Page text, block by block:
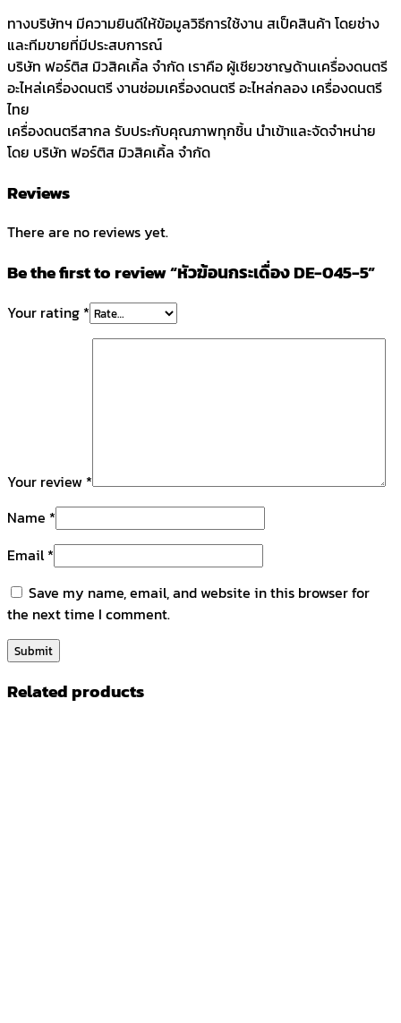
ทางบริษัทฯ มีความยินดีให้ข้อมูลวิธีการใช้งาน สเป็คสินค้า โดยช่าง
และทีมขายที่มีประสบการณ์
บริษัท ฟอร์ติส มิวสิคเคิ้ล จำกัด เราคือ ผู้เชียวชาญด้านเครื่องดนตรี
อะไหล่เครื่องดนตรี งานซ่อมเครื่องดนตรี อะไหล่กลอง เครื่องดนตรี
ไทย
เครื่องดนตรีสากล รับประกับคุณภาพทุกชิ้น นำเข้าและจัดจำหน่าย
โดย บริษัท ฟอร์ติส มิวสิคเคิ้ล จำกัด
Reviews
There are no reviews yet.
Be the first to review “หัวฆ้อนกระเดื่อง DE-045-5”
Your rating *
Your review *
Name *
Email*
Save my name, email, and website in this browser for
the next time I comment.
Related products